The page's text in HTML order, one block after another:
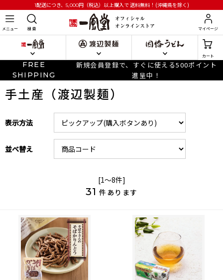
1配送につき、5,000円 （税込）以上購入で送料無料！(沖縄県を除く)
メニュー 検 索 マイページ
カート
FREE
SHIPPING
新規会員登録で、すぐに使える500ポイント
進呈中！
手土産（渡辺製麺）
表示方法
並べ替え
[1～8件]
31 件あります